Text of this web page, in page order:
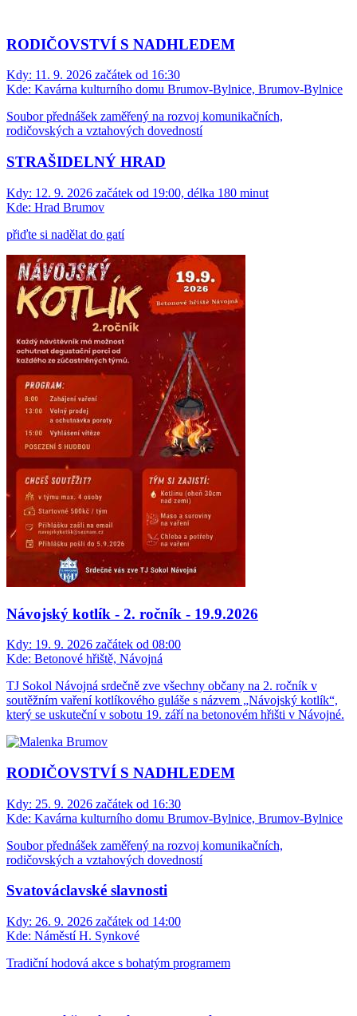
RODIČOVSTVÍ S NADHLEDEM
Kdy: 11. 9. 2026 začátek od 16:30
Kde: Kavárna kulturního domu Brumov-Bylnice, Brumov-Bylnice
Soubor přednášek zaměřený na rozvoj komunikačních,
rodičovských a vztahových dovedností
STRAŠIDELNÝ HRAD
Kdy: 12. 9. 2026 začátek od 19:00, délka 180 minut
Kde: Hrad Brumov
přiďte si nadělat do gatí
Návojský kotlík - 2. ročník - 19.9.2026
Kdy: 19. 9. 2026 začátek od 08:00
Kde: Betonové hřiště, Návojná
TJ Sokol Návojná srdečně zve všechny občany na 2. ročník v
soutěžním vaření kotlíkového guláše s názvem „Návojský kotlík“,
který se uskuteční v sobotu 19. září na betonovém hřišti v Návojné.
RODIČOVSTVÍ S NADHLEDEM
Kdy: 25. 9. 2026 začátek od 16:30
Kde: Kavárna kulturního domu Brumov-Bylnice, Brumov-Bylnice
Soubor přednášek zaměřený na rozvoj komunikačních,
rodičovských a vztahových dovedností
Svatováclavské slavnosti
Kdy: 26. 9. 2026 začátek od 14:00
Kde: Náměstí H. Synkové
Tradiční hodová akce s bohatým programem